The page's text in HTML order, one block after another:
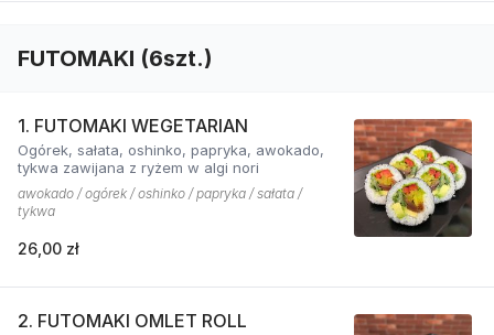
FUTOMAKI (6szt.)
1. FUTOMAKI WEGETARIAN
Ogórek, sałata, oshinko, papryka, awokado,
tykwa zawijana z ryżem w algi nori
awokado / ogórek / oshinko / papryka / sałata /
tykwa
26,00 zł
2. FUTOMAKI OMLET ROLL